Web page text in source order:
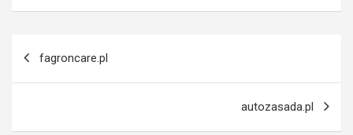
navigation
fagroncare.pl
autozasada.pl